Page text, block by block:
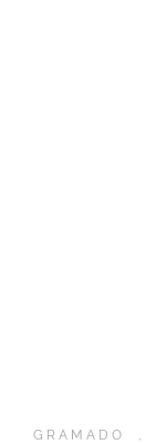
GRAMADO ,